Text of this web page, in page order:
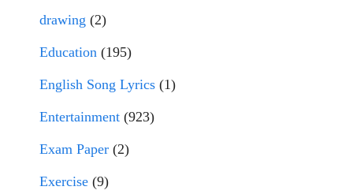
drawing (2)
Education (195)
English Song Lyrics (1)
Entertainment (923)
Exam Paper (2)
Exercise (9)